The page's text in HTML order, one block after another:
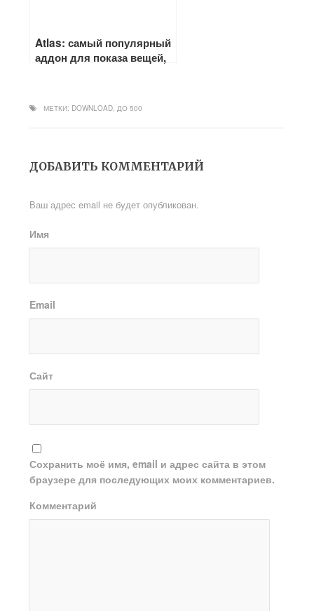
Atlas: самый популярный
аддон для показа вещей,
МЕТКИ: DOWNLOAD,ДО 500
ДОБАВИТЬ КОММЕНТАРИЙ
Ваш адрес email не будет опубликован.
Имя
Email
Сайт
Сохранить моё имя, email и адрес сайта в этом
браузере для последующих моих комментариев.
Комментарий